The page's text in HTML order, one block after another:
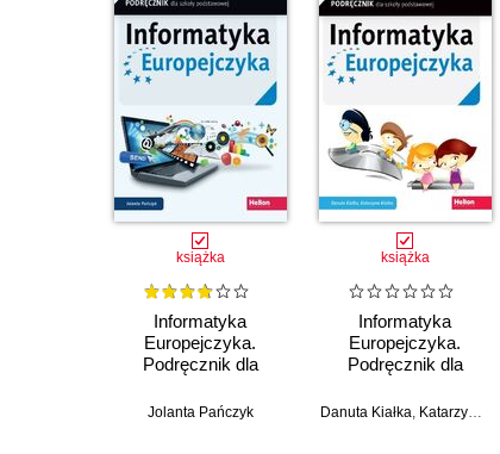
książka
Informatyka
Europejczyka.
Podręcznik dla
Klasa 8 (Wydanie II)
Jolanta Pańczyk
książka
Informatyka
Europejczyka.
Podręcznik dla
Klasa 5 (Wydanie II)
Danuta Kiałka Katarzyna Kiałka